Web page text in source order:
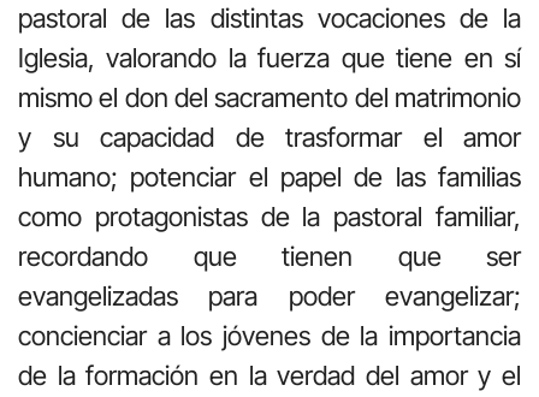
pastoral de las distintas vocaciones de la
Iglesia, valorando la fuerza que tiene en sí
mismo el don del sacramento del matrimonio
y su capacidad de trasformar el amor
humano; potenciar el papel de las familias
como protagonistas de la pastoral familiar,
recordando que tienen que ser
evangelizadas para poder evangelizar;
concienciar a los jóvenes de la importancia
de la formación en la verdad del amor y el